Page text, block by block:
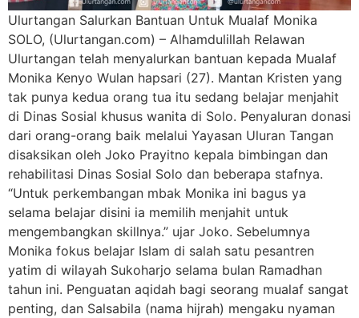
Ulurtangan Salurkan Bantuan Untuk Mualaf Monika
SOLO, (Ulurtangan.com) – Alhamdulillah Relawan
Ulurtangan telah menyalurkan bantuan kepada Mualaf
Monika Kenyo Wulan hapsari (27). Mantan Kristen yang
tak punya kedua orang tua itu sedang belajar menjahit
di Dinas Sosial khusus wanita di Solo. Penyaluran donasi
dari orang-orang baik melalui Yayasan Uluran Tangan
disaksikan oleh Joko Prayitno kepala bimbingan dan
rehabilitasi Dinas Sosial Solo dan beberapa stafnya.
“Untuk perkembangan mbak Monika ini bagus ya
selama belajar disini ia memilih menjahit untuk
mengembangkan skillnya.” ujar Joko. Sebelumnya
Monika fokus belajar Islam di salah satu pesantren
yatim di wilayah Sukoharjo selama bulan Ramadhan
tahun ini. Penguatan aqidah bagi seorang mualaf sangat
penting, dan Salsabila (nama hijrah) mengaku nyaman